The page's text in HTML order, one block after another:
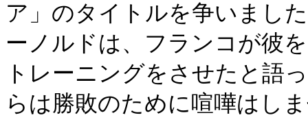
ア」のタイトルを争いまし
ーノルドは、フランコが彼
トレーニングをさせたと語
らは勝敗のために喧嘩はし